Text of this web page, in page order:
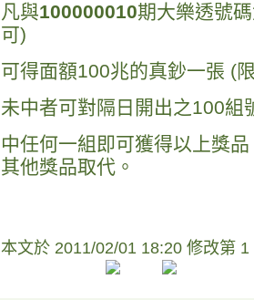
凡與100000010期大樂透號
可)
可得面額100兆的真鈔一張 (
未中者可對隔日開出之100組
中任何一組即可獲得以上獎
其他獎品取代。
本文於 2011/02/01 18:20 修改第 1